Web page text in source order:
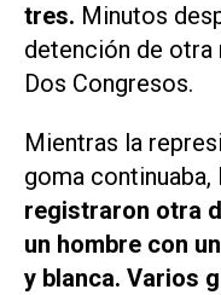
tres. Minutos
detención de otra
Dos Congresos.
Mientras la
goma
registraron otra
un hombre con
y blanca. Varios